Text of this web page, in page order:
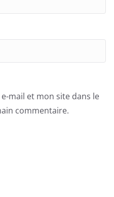
mail et mon site dans le
commentaire.